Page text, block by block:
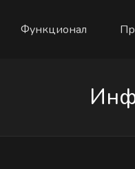
Функционал